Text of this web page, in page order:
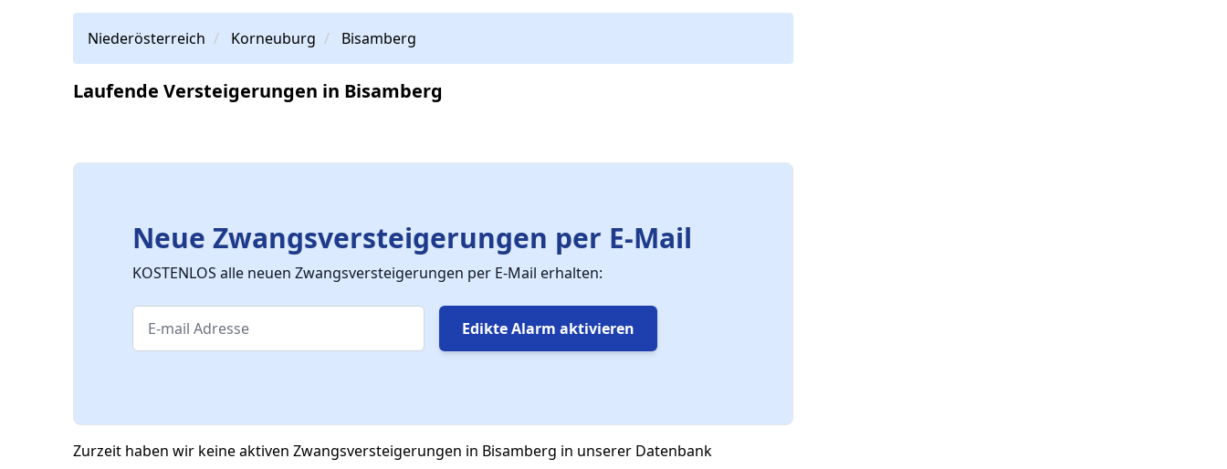
Niederösterreich Korneuburg Bisamberg
Laufende Versteigerungen in Bisamberg
Neue Zwangsversteigerungen per E-Mail
KOSTENLOS alle neuen Zwangsversteigerungen per E-Mail erhalten:
Edikte Alarm aktivieren
Zurzeit haben wir keine aktiven Zwangsversteigerungen in Bisamberg in unserer Datenbank